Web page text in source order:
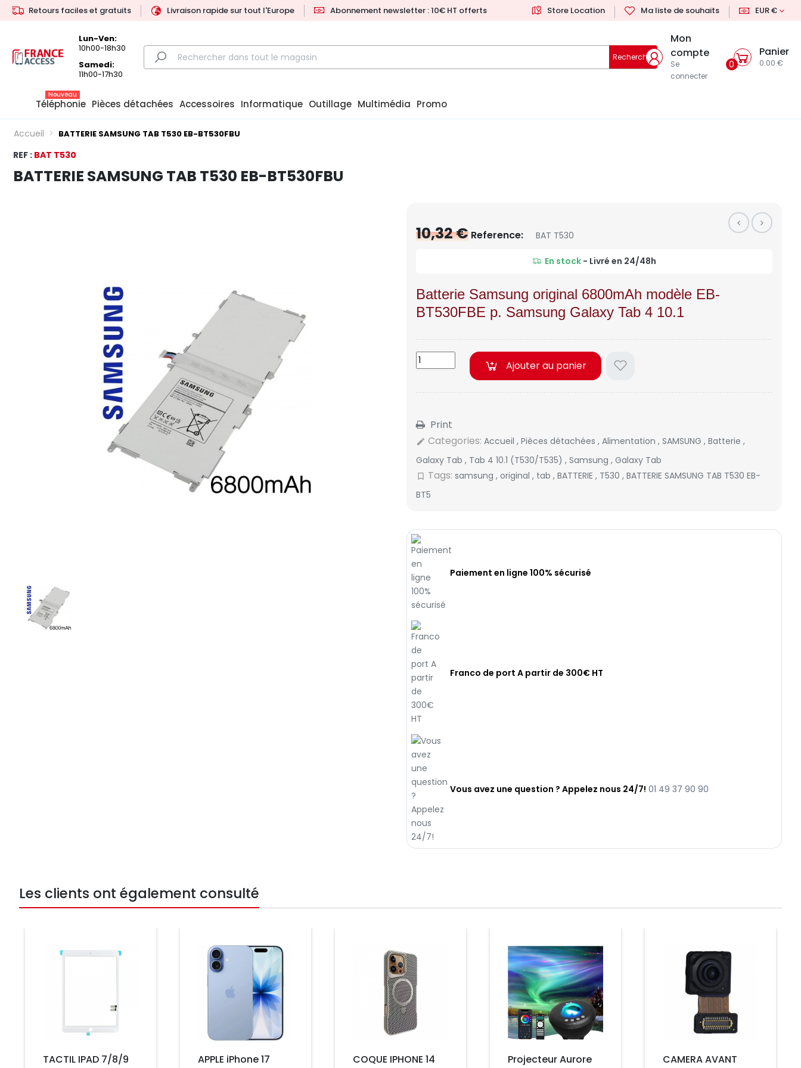
Retours faciles et gratuits Livraison rapide sur tout l'Europe Abonnement newsletter : 10€ HT offerts Store Location Ma liste de souhaits EUR €
Lun-Ven:
10h00-18h30
Samedi:
11h00-17h30
Rechercher
Mon
compte
Se
connecter
0
Panier
0.00 €
Téléphonie
Nouveau
Pièces détachées Accessoires Informatique Outillage Multimédia Promo
Accueil BATTERIE SAMSUNG TAB T530 EB-BT530FBU
REF : BAT T530
BATTERIE SAMSUNG TAB T530 EB-BT530FBU
10,32 € Reference: BAT T530
En stock - Livré en 24/48h
Batterie Samsung original 6800mAh modèle EB-
BT530FBE p. Samsung Galaxy Tab 4 10.1
Ajouter au panier
Print
edit Categories: Accueil , Pièces détachées , Alimentation , SAMSUNG , Batterie ,
Galaxy Tab , Tab 4 10.1 (T530/T535) , Samsung , Galaxy Tab
bookmark_border Tags: samsung , original , tab , BATTERIE , T530 , BATTERIE SAMSUNG TAB T530 EB-
BT5
Paiement en ligne 100% sécurisé
Franco de port A partir de 300€ HT
Vous avez une question ? Appelez nous 24/7! 01 49 37 90 90
Les clients ont également consulté
Prix
TACTIL IPAD 7/8/9
Prix
APPLE iPhone 17
COQUE IPHONE 14
Prix
Projecteur Aurore
CAMERA AVANT